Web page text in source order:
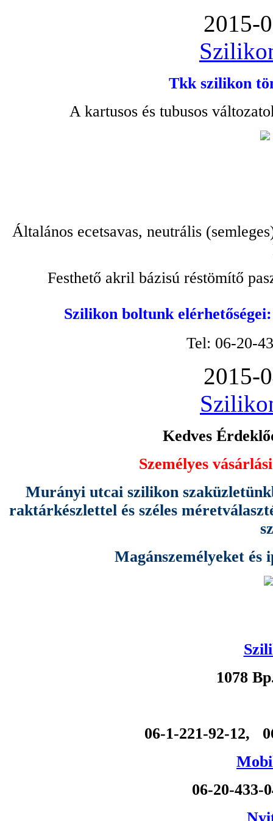
2015-
Tkk szilikon
A kartusos és tubusos
Általános ecetsavas, neutrális
Festhető akril bázisú réstömítő
Szilikon boltunk
Tel: 06-20-
2015-
Kedves
Személyes
Murányi utcai szilikon
raktárkészlettel és széles
Magánszemélyeket és
1078
06-1-221-92-12,
06-20-